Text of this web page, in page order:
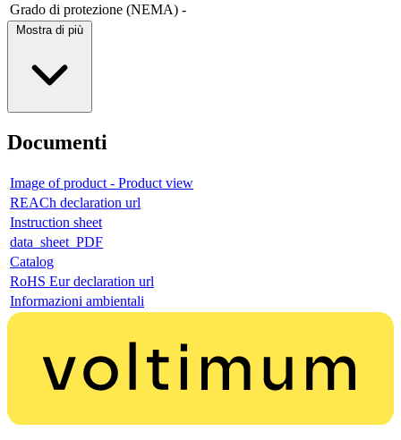
Grado di protezione (NEMA) -
Mostra di più
Documenti
Image of product - Product view
REACh declaration url
Instruction sheet
data_sheet_PDF
Catalog
RoHS Eur declaration url
Informazioni ambientali